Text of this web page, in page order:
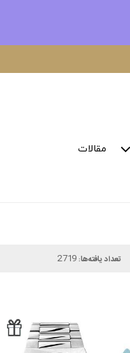
مقالات
تعداد یافته‌ها:2719